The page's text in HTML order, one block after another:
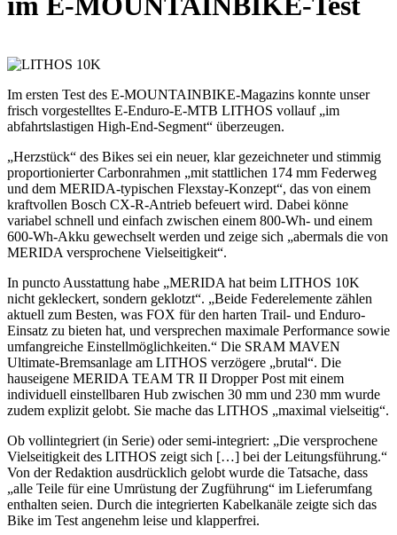
Im ersten Test des E-MOUNTAINBIKE-Magazins konnte unser
frisch vorgestelltes E-Enduro-E-MTB LITHOS vollauf „im
abfahrtslastigen High-End-Segment“ überzeugen.
„Herzstück“ des Bikes sei ein neuer, klar gezeichneter und stimmig
proportionierter Carbonrahmen „mit stattlichen 174 mm Federweg
und dem MERIDA-typischen Flexstay-Konzept“, das von einem
kraftvollen Bosch CX-R-Antrieb befeuert wird. Dabei könne
variabel schnell und einfach zwischen einem 800-Wh- und einem
600-Wh-Akku gewechselt werden und zeige sich „abermals die von
MERIDA versprochene Vielseitigkeit“.
In puncto Ausstattung habe „MERIDA hat beim LITHOS 10K
nicht gekleckert, sondern geklotzt“. „Beide Federelemente zählen
aktuell zum Besten, was FOX für den harten Trail- und Enduro-
Einsatz zu bieten hat, und versprechen maximale Performance sowie
umfangreiche Einstellmöglichkeiten.“ Die SRAM MAVEN
Ultimate-Bremsanlage am LITHOS verzögere „brutal“. Die
hauseigene MERIDA TEAM TR II Dropper Post mit einem
individuell einstellbaren Hub zwischen 30 mm und 230 mm wurde
zudem explizit gelobt. Sie mache das LITHOS „maximal vielseitig“.
Ob vollintegriert (in Serie) oder semi-integriert: „Die versprochene
Vielseitigkeit des LITHOS zeigt sich […] bei der Leitungsführung.“
Von der Redaktion ausdrücklich gelobt wurde die Tatsache, dass
„alle Teile für eine Umrüstung der Zugführung“ im Lieferumfang
enthalten seien. Durch die integrierten Kabelkanäle zeigte sich das
Bike im Test angenehm leise und klapperfrei.